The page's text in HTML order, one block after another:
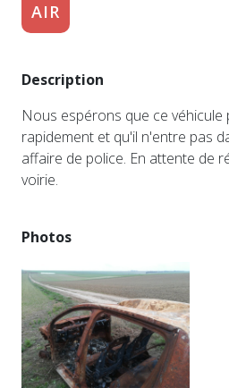
AIR
Description
Nous espérons que ce
rapidement et qu'il n'entre pas
affaire de police. En attente de
voirie.
Photos